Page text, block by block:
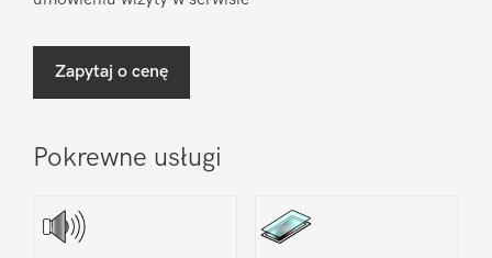
Zapytaj o cenę
Pokrewne usługi